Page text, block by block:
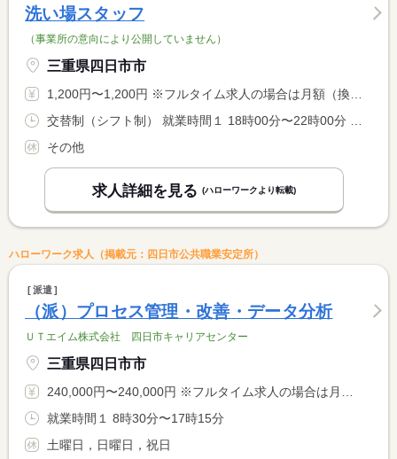
洗い場スタッフ
（事業所の意向により公開していません）
三重県四日市市
1,200円〜1,200円 ※フルタイム求人の場合は月額（換算額）、パート求人の場合は時間額を表示しています。
その他
求人詳細を見る (ハローワークより転載)
ハローワーク求人（掲載元：四日市公共職業安定所）
派遣
（派）プロセス管理・改善・データ分析
ＵＴエイム株式会社 四日市キャリアセンター
三重県四日市市
240,000円〜240,000円 ※フルタイム求人の場合は月額（換算額）、パート求人の場合は時間額を表示しています。
就業時間１ 8時30分〜17時15分
土曜日，日曜日，祝日